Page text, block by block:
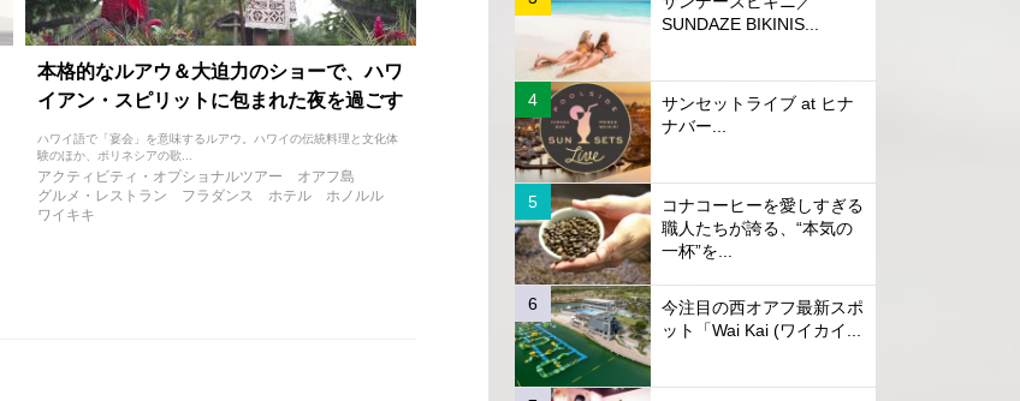
本格的なルアウ＆大迫力のショーで、ハワ
イアン・スピリットに包まれた夜を過ごす
ハワイ語で「宴会」を意味するルアウ。ハワイの伝統料理と文化体
験のほか、ポリネシアの歌...
アクティビティ・オプショナルツアー
オアフ島
グルメ・レストラン
フラダンス ホテル
ホノルル
ワイキキ
SUNDAZE BIKINIS...
サンセットライブ at ヒナ
ナバー...
コナコーヒーを愛しすぎる
職人たちが誇る、“本気の
一杯”を...
今注目の西オアフ最新スポ
ット「Wai Kai (ワイカイ...